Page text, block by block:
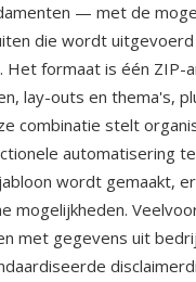
— met de
die wordt uitgevoerd
formaat is één ZIP-
lay-outs en thema's,
combinatie stelt
automatisering te
wordt gemaakt,
mogelijkheden.
met gegevens uit